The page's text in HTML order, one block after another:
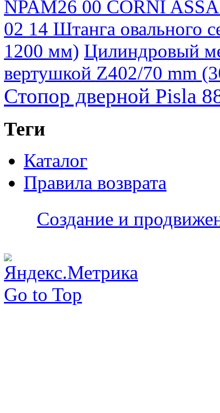
NPAM26 00 CORNI
02 14 Штанга овального
1200 мм) Цилиндровый
вертушкой Z402/70 mm
Стопор дверной Pisla
Теги
Каталог
Правила возврата
Создание и
Go to Top